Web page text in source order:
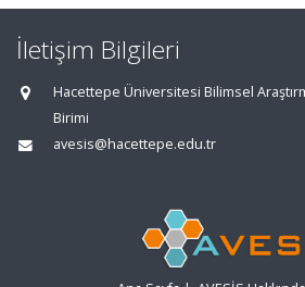
İletişim Bilgileri
Hacettepe Üniversitesi Bilimsel
Birimi
avesis@hacettepe.edu.tr